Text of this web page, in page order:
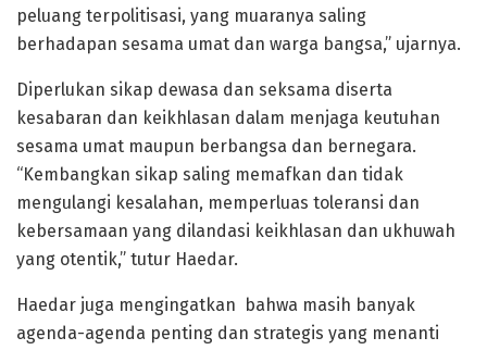
peluang terpolitisasi, yang muaranya saling
berhadapan sesama umat dan warga bangsa,” ujarnya.
Diperlukan sikap dewasa dan seksama diserta
kesabaran dan keikhlasan dalam menjaga keutuhan
sesama umat maupun berbangsa dan bernegara.
“Kembangkan sikap saling memafkan dan tidak
mengulangi kesalahan, memperluas toleransi dan
kebersamaan yang dilandasi keikhlasan dan ukhuwah
yang otentik,” tutur Haedar.
Haedar juga mengingatkan bahwa masih banyak
agenda-agenda penting dan strategis yang menanti